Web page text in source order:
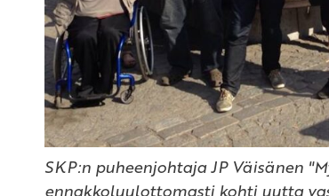
SKP:n puheenjohtaja JP Väisänen
ennakkoluulottomasti kohti uutta